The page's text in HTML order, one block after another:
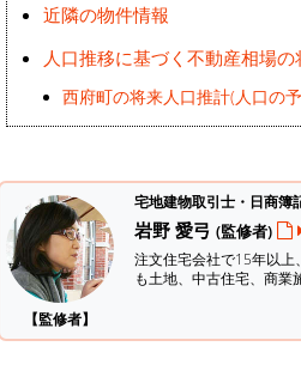
近隣の物件情報
人口推移に基づく不動産相場の
西府町の将来人口推計(人口の
【監修者】
宅地建物取引士・日商簿
岩野 愛弓 (監修者)
注文住宅会社で15年以上
も土地、中古住宅、商業